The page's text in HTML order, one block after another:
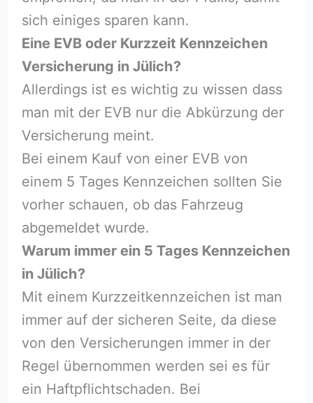
sich einiges sparen kann.
Eine EVB oder Kurzzeit Kennzeichen
Versicherung in Jülich?
Allerdings ist es wichtig zu wissen dass
man mit der EVB nur die Abkürzung der
Versicherung meint.
Bei einem Kauf von einer EVB von
einem 5 Tages Kennzeichen sollten Sie
vorher schauen, ob das Fahrzeug
abgemeldet wurde.
Warum immer ein 5 Tages Kennzeichen
in Jülich?
Mit einem Kurzzeitkennzeichen ist man
immer auf der sicheren Seite, da diese
von den Versicherungen immer in der
Regel übernommen werden sei es für
ein Haftpflichtschaden. Bei